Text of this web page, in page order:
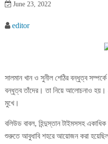
June 23, 2022
editor
সালমান খান ও সুনীল শেঠির বন্ধুত্ব
বন্ধুত্ব তাঁদের। তা নিয়ে আলোচনাও হয়।
মুখে।
বলিউড বাবল, হিন্দুস্তান টাইমসসহ
শুরুতে আবুধাবি শহরে আয়োজন করা